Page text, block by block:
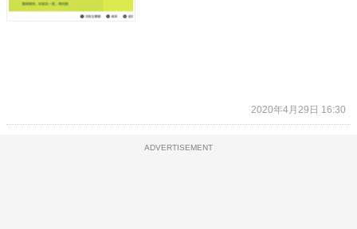
2020年4月29日 16:30
ADVERTISEMENT